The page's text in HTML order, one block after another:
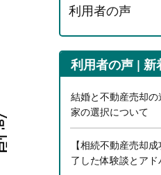
利用者の声
利用者の声 | 新
結婚と不動産売却
家の選択について
【相続不動産売却
了した体験談とアド